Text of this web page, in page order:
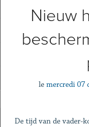
Nieuw
le mercredi 07
De tijd van de vader-